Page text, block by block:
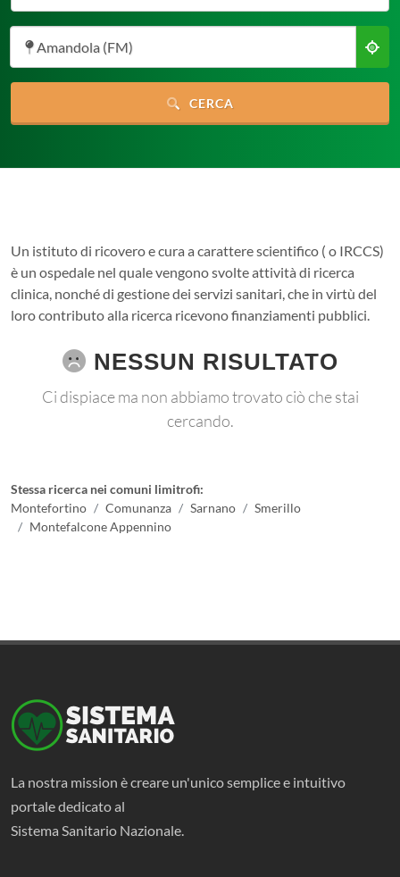
Amandola (FM)
CERCA
Un istituto di ricovero e cura a carattere scientifico ( o IRCCS)
è un ospedale nel quale vengono svolte attività di ricerca
clinica, nonché di gestione dei servizi sanitari, che in virtù del
loro contributo alla ricerca ricevono finanziamenti pubblici.
NESSUN RISULTATO
Ci dispiace ma non abbiamo trovato ciò che stai
cercando.
Stessa ricerca nei comuni limitrofi:
Montefortino
Comunanza Sarnano
Smerillo
Montefalcone Appennino
La nostra mission è creare un'unico semplice e intuitivo
portale dedicato al
Sistema Sanitario Nazionale.